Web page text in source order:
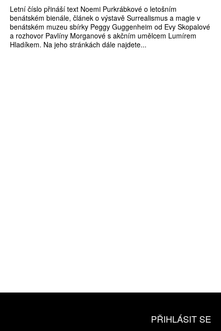
Letní číslo přináší text Noemi Purkrábkové o letošním
benátském bienále, článek o výstavě Surrealismus a magie v
benátském muzeu sbírky Peggy Guggenheim od Evy Skopalové
a rozhovor Pavlíny Morganové s akčním umělcem Lumírem
Hladíkem. Na jeho stránkách dále najdete...
PŘIHLÁSIT SE